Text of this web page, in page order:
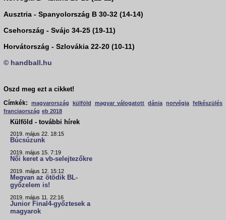
Ausztria - Spanyolország B 30-32 (14-14)
Csehország - Svájc 34-25 (19-11)
Horvátország - Szlovákia 22-20 (10-11)
© handball.hu
Oszd meg ezt a cikket!
Címkék:
magyarország külföld magyar válogatott dánia norvégia felkészülés
franciaország eb 2018
Külföld - további hírek
2019. május 22. 18:15
Búcsúzunk
2019. május 15. 7:19
Női keret a vb-selejtezőkre
2019. május 12. 15:12
Megvan az ötödik BL-
győzelem is!
2019. május 11. 22:16
Junior Final4-győztesek a
magyarok